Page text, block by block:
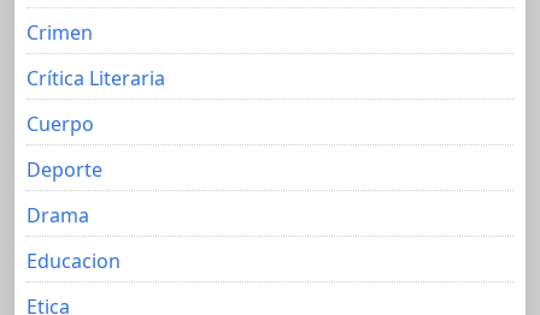
Crimen
Crítica Literaria
Cuerpo
Deporte
Drama
Educacion
Etica